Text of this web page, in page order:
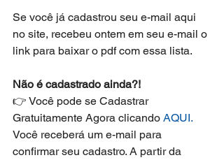
Se você já cadastrou seu e-mail aqui
no site, recebeu ontem em seu e-mail o
link para baixar o pdf com essa lista.
Não é cadastrado ainda?!
👉 Você pode se Cadastrar
Gratuitamente Agora clicando AQUI.
Você receberá um e-mail para
confirmar seu cadastro. A partir da